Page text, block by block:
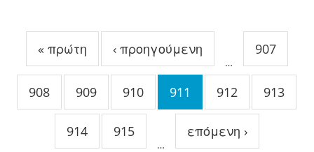
« πρώτη ‹ προηγούμενη
…
907
908 909 910 911 912 913
914 915
…
επόμενη ›